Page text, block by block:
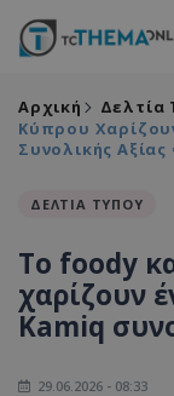
Αρχική Δελτία
Κύπρου
Συνολικής Αξίας
ΔΕΛΤΙΑ ΤΥΠΟΥ
Το foody
χαρίζουν
Kamiq
29.06.2026 - 08:33